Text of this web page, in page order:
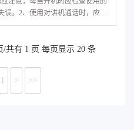
误。2、使用对讲机通话时，应保
共有 1 页 每页显示 20 条
1 > >>